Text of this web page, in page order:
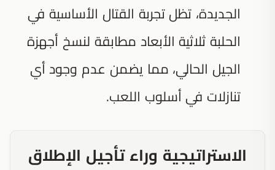
الجديدة، تظل تجربة القتال الأساسية في
الحلبة ثلاثية الأبعاد مطابقة لنسخ أجهزة
الجيل الحالي، مما يضمن عدم وجود أي
تنازلات في أسلوب اللعب.
الاستراتيجية وراء تأجيل الإطلاق